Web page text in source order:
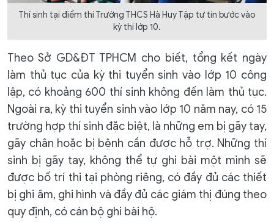
Thí sinh tại điểm thi Trường THCS Hà Huy Tập tự tin bước vào
kỳ thi lớp 10.
Theo Sở GD&ĐT TPHCM cho biết, tổng kết ngày
làm thủ tục của kỳ thi tuyển sinh vào lớp 10 công
lập, có khoảng 600 thí sinh không đến làm thủ tục.
Ngoài ra, kỳ thi tuyển sinh vào lớp 10 năm nay, có 15
trường hợp thí sinh đặc biệt, là những em bị gãy tay,
gãy chân hoặc bị bệnh cần được hỗ trợ. Những thí
sinh bị gãy tay, không thể tự ghi bài một mình sẽ
được bố trí thi tại phòng riêng, có đầy đủ các thiết
bị ghi âm, ghi hình và đầy đủ các giám thị đúng theo
quy định, có cán bộ ghi bài hộ.